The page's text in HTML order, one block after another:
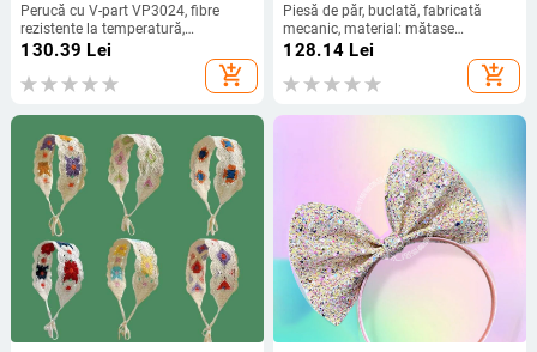
Perucă cu V-part VP3024, fibre
rezistente la temperatură,
mecanism, volum
130.39 Lei
add_shopping_cart
Piesă de păr, buclată, fabricată
mecanic, material: mătase
rezistentă la temperaturi înalte
(Brand: Nini Wig; Material: Mătase
cu temperatură înaltă; Tip: buclată;
Vopsire/Perm: Nu poate fi vopsită
128.14 Lei
add_shopping_cart